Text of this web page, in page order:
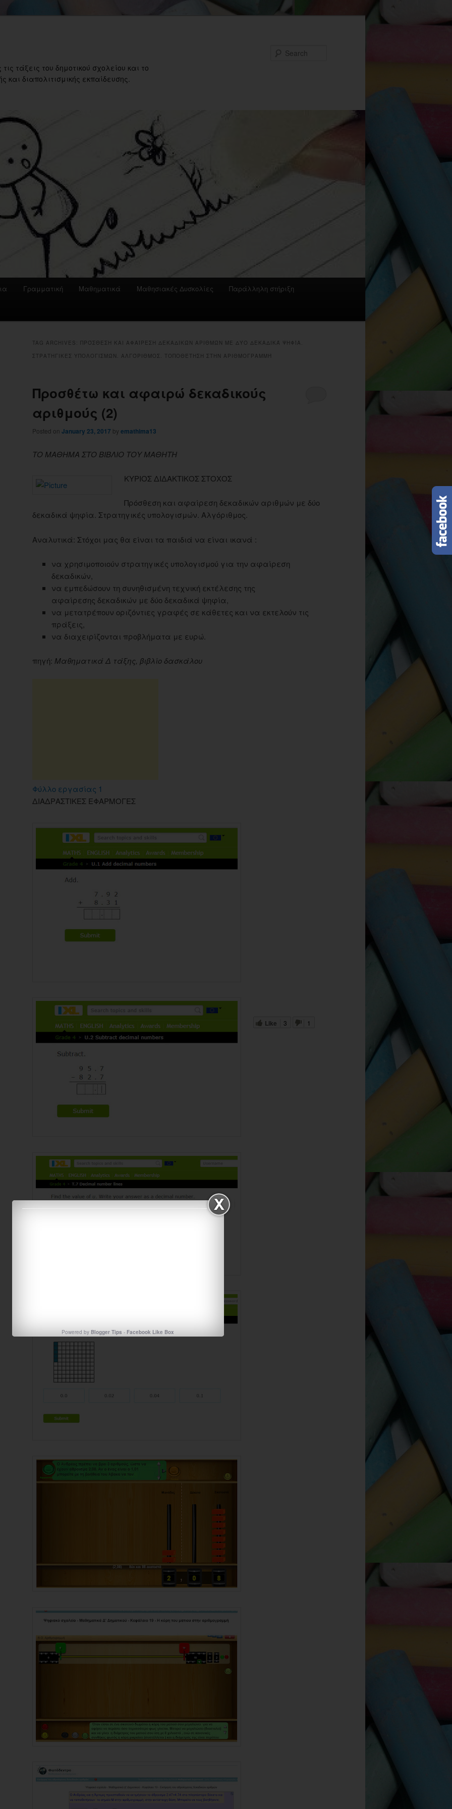
τάξεις του δημοτικού σχολείου και το
διαπολιτισμικής εκπαίδευσης.
Γραμματική Μαθηματικά Μαθησιακές Δυσκολίες Παράλληλη στήριξη
TAG ARCHIVES: ΠΡΌΣΘΕΣΗ ΚΑΙ ΑΦΑΊΡΕΣΗ ΔΕΚΑΔΙΚΏΝ ΑΡΙΘΜΏΝ ΜΕ ΔΎΟ ΔΕΚΑΔΙΚΆ ΨΗΦΊΑ.
ΣΤΡΑΤΗΓΙΚΈΣ ΥΠΟΛΟΓΙΣΜΏΝ. ΑΛΓΌΡΙΘΜΟΣ. ΤΟΠΟΘΈΤΗΣΗ ΣΤΗΝ ΑΡΙΘΜΟΓΡΑΜΜΉ
Προσθέτω και αφαιρώ δεκαδικούς
αριθμούς (2)
Posted on January 23, 2017 by emathima13
ΤΟ ΜΑΘΗΜΑ ΣΤΟ ΒΙΒΛΙΟ ΤΟΥ ΜΑΘΗΤΗ
ΚΥΡΙΟΣ ΔΙΔΑΚΤΙΚΟΣ ΣΤΟΧΟΣ
Πρόσθεση και αφαίρεση δεκαδικών αριθμών με δύο
δεκαδικά ψηφία. Στρατηγικές υπολογισμών. Αλγόριθμος.
Αναλυτικά: Στόχοι μας θα είναι τα παιδιά να είναι ικανά :
να χρησιμοποιούν στρατηγικές υπολογισμού για την αφαίρεση
δεκαδικών,
να εμπεδώσουν τη συνηθισμένη τεχνική εκτέλεσης της
αφαίρεσης δεκαδικών με δύο δεκαδικά ψηφία,
να μετατρέπουν οριζόντιες γραφές σε κάθετες και να εκτελούν τις
πράξεις,
να διαχειρίζονται προβλήματα με ευρώ.
πηγή: Μαθηματικά Δ τάξης, βιβλίο δασκάλου
Φύλλο εργασίας 1
ΔΙΑΔΡΑΣΤΙΚΕΣ ΕΦΑΡΜΟΓΕΣ
Like 3 1
Powered byBlogger Tips -Facebook Like Box